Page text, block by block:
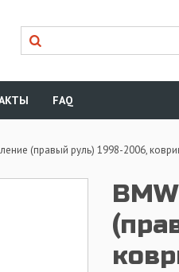
FAQ
(правый руль) 1998-2006,